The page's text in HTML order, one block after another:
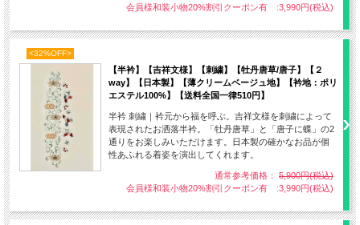
不老不死の力を持った果実と言い伝えられている「橘の実」
古事記、日本書紀に非時香菓(ときじくのかくのこのみ)という不老不
死の果実が登場しますがこれが現在の「橘」だといわれています。
また、1937年に制定された文化勲章にも橘の花がデザインされていま
す。常緑樹である橘は悠久性、永久性の意味を持ち文化を表すに相応
しいものと考えられてデザインとなったようです。
会員様和装小物20%割引クーポン有 :3,990円(税込)
<32%OFF>
【半衿】【吉祥文様】【刺繍】【牡丹唐草/唐子】【２
way】【日本製】【薄クリームベージュ地】【衿地：ポリ
エステル100%】【送料全国一律510円】
半衿 刺繍｜衿元から福を呼ぶ。吉祥文様を刺繍によって
表現されたお洒落半衿。「牡丹唐草」と「唐子に蝶」の2
通りをお楽しみいただけます。日本製の確かなお品が個
性あふれる着姿を演出してくれます。
通常参考価格： 5,900円(税込)
会員様和装小物20%割引クーポン有 :3,990円(税込)